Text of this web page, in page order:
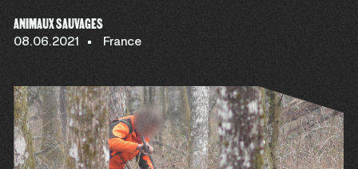
ANIMAUX SAUVAGES
08.06.2021 France